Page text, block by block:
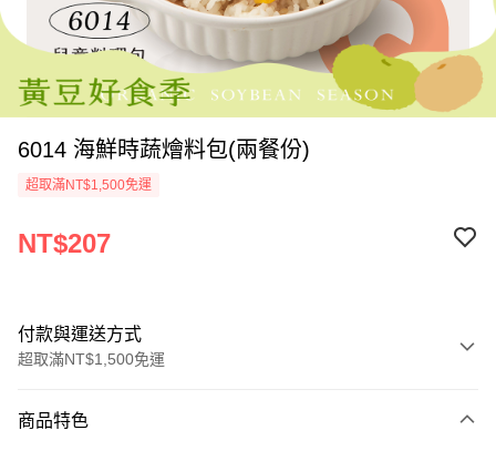
6014 海鮮時蔬燴料包(兩餐份)
超取滿NT$1,500免運
NT$207
付款與運送方式
超取滿NT$1,500免運
信用卡一次付款
商品特色